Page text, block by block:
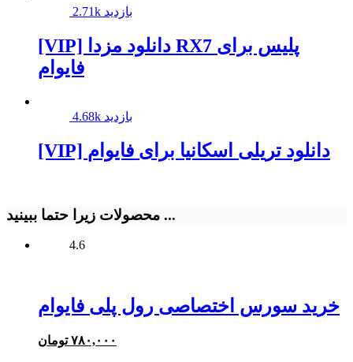
2.71k بازدید
[VIP] دانلود مزدا RX7 پلیس برای
فایوام
4.68k بازدید
[VIP] دانلود تریلی اسکانیا برای فایوام
محصولات زیرا حتما ببینید ...
4.6
خرید سورس اختصاصی رول پلی فایوام
۷۸۰,۰۰۰ تومان